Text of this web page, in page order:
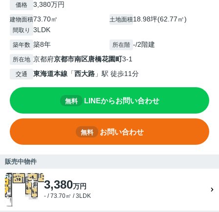
価格 3,380万円
建物面積73.70㎡ 土地面積18.98坪(62.77㎡)
間取り 3LDK
築年数 築8年 所在階 -/2階建
所在地 京都府京都市南区唐橋花園町3-1
交通 東海道本線 「西大路 」駅 徒歩11分
無料 LINEからお問い合わせ
無料 お問い合わせ
販売中物件
3,380万円
- / 73.70㎡ / 3LDK